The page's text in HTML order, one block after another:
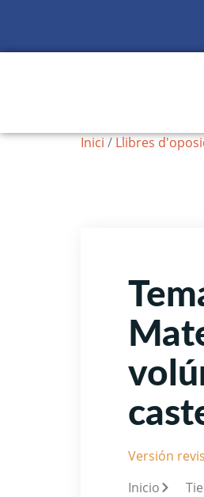
Inici/Llibres
Versión
Inicio